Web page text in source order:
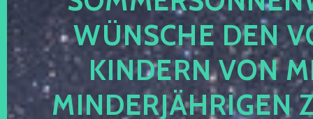
WÜNSCHE DEN
KINDERN VON
MINDERJÄHRIGEN